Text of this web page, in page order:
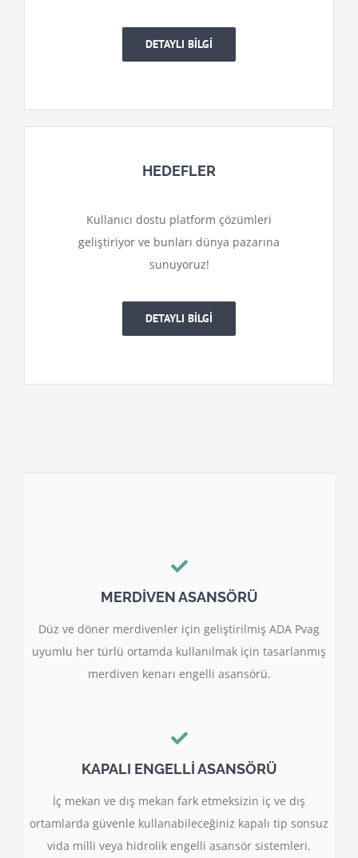
DETAYLI BİLGİ
HEDEFLER
Kullanıcı dostu platform çözümleri
geliştiriyor ve bunları dünya pazarına
sunuyoruz!
DETAYLI BİLGİ
MERDİVEN ASANSÖRÜ
Düz ve döner merdivenler için geliştirilmiş ADA Pvag
uyumlu her türlü ortamda kullanılmak için tasarlanmış
merdiven kenarı engelli asansörü.
KAPALI ENGELLİ ASANSÖRÜ
İç mekan ve dış mekan fark etmeksizin iç ve dış
ortamlarda güvenle kullanabileceğiniz kapalı tip sonsuz
vida milli veya hidrolik engelli asansör sistemleri.